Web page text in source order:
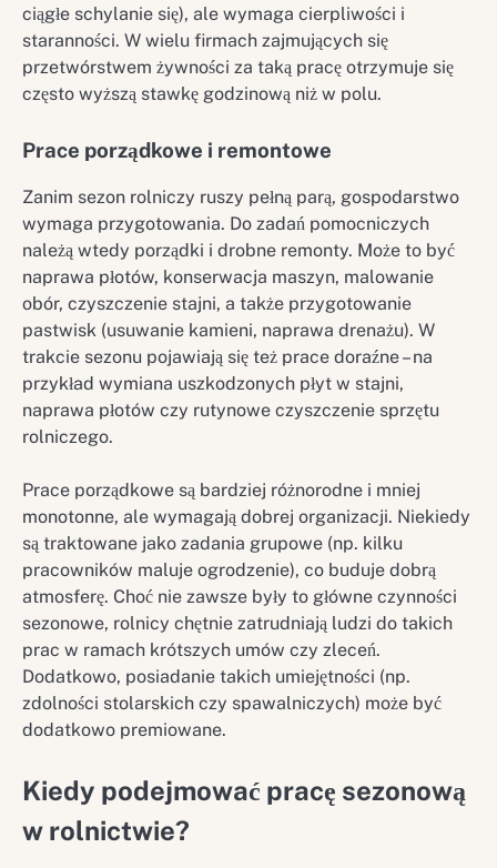
ciągłe schylanie się), ale wymaga cierpliwości i
staranności. W wielu firmach zajmujących się
przetwórstwem żywności za taką pracę otrzymuje się
często wyższą stawkę godzinową niż w polu.
Prace porządkowe i remontowe
Zanim sezon rolniczy ruszy pełną parą, gospodarstwo
wymaga przygotowania. Do zadań pomocniczych
należą wtedy porządki i drobne remonty. Może to być
naprawa płotów, konserwacja maszyn, malowanie
obór, czyszczenie stajni, a także przygotowanie
pastwisk (usuwanie kamieni, naprawa drenażu). W
trakcie sezonu pojawiają się też prace doraźne – na
przykład wymiana uszkodzonych płyt w stajni,
naprawa płotów czy rutynowe czyszczenie sprzętu
rolniczego.
Prace porządkowe są bardziej różnorodne i mniej
monotonne, ale wymagają dobrej organizacji. Niekiedy
są traktowane jako zadania grupowe (np. kilku
pracowników maluje ogrodzenie), co buduje dobrą
atmosferę. Choć nie zawsze były to główne czynności
sezonowe, rolnicy chętnie zatrudniają ludzi do takich
prac w ramach krótszych umów czy zleceń.
Dodatkowo, posiadanie takich umiejętności (np.
zdolności stolarskich czy spawalniczych) może być
dodatkowo premiowane.
Kiedy podejmować pracę sezonową
w rolnictwie?